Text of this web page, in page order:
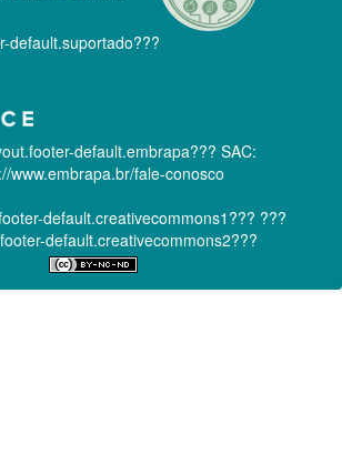
default.suportado???
default.embrapa??? SAC:
www.embrapa.br/fale-conosco
default.creativecommons1??? ???
default.creativecommons2???